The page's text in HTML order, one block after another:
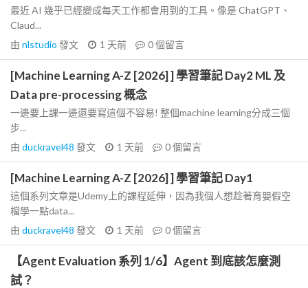
最近 AI 幾乎已經變成每天工作都會用到的工具。像是 ChatGPT、
Claud...
由 nlstudio 發文 1 天前 0個留言
[Machine Learning A-Z [2026] ] 學習筆記 Day2 ML 及
Data pre-processing 概念
一邊要上課一邊還要寫這個不容易! 整個machine learning分成三個
步...
由 duckravel48 發文 1 天前 0個留言
[Machine Learning A-Z [2026] ] 學習筆記 Day1
這個系列文章是Udemy上的課程延伸，因為我個人想趁著育嬰假空
檔學一點data...
由 duckravel48 發文 1 天前 0個留言
【Agent Evaluation 系列 1/6】Agent 到底該怎麼測
試？